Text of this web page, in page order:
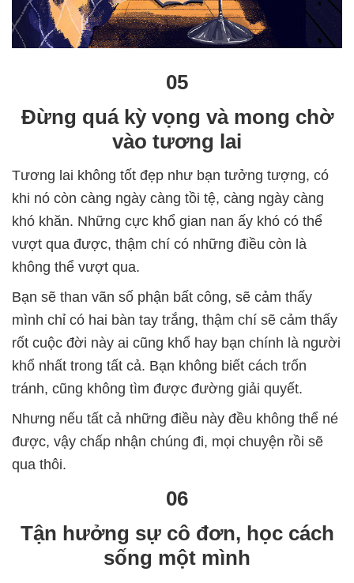
05
Đừng quá kỳ vọng và mong chờ
vào tương lai
Tương lai không tốt đẹp như bạn tưởng tượng, có
khi nó còn càng ngày càng tồi tệ, càng ngày càng
khó khăn. Những cực khổ gian nan ấy khó có thể
vượt qua được, thậm chí có những điều còn là
không thể vượt qua.
Bạn sẽ than vãn số phận bất công, sẽ cảm thấy
mình chỉ có hai bàn tay trắng, thậm chí sẽ cảm thấy
rốt cuộc đời này ai cũng khổ hay bạn chính là người
khổ nhất trong tất cả. Bạn không biết cách trốn
tránh, cũng không tìm được đường giải quyết.
Nhưng nếu tất cả những điều này đều không thể né
được, vậy chấp nhận chúng đi, mọi chuyện rồi sẽ
qua thôi.
06
Tận hưởng sự cô đơn, học cách
sống một mình